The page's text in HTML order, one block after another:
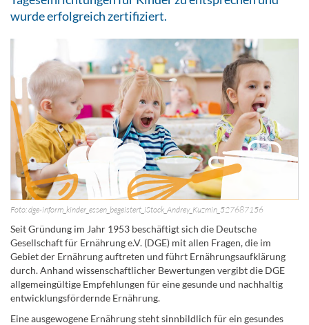
wurde erfolgreich zertifiziert.
Foto: dge-inform_kinder_essen_begeistert_iStock_Andrey_Kuzmin_527687156
Seit Gründung im Jahr 1953 beschäftigt sich die Deutsche
Gesellschaft für Ernährung e.V. (DGE) mit allen Fragen, die im
Gebiet der Ernährung auftreten und führt Ernährungsaufklärung
durch. Anhand wissenschaftlicher Bewertungen vergibt die DGE
allgemeingültige Empfehlungen für eine gesunde und nachhaltig
entwicklungsfördernde Ernährung.
Eine ausgewogene Ernährung steht sinnbildlich für ein gesundes